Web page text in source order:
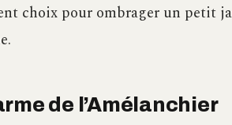
choix pour ombrager un petit
de l’Amélanchier